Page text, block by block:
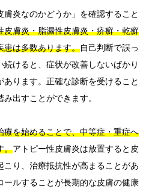
膚炎なのかどうか」を確認すること
皮膚炎・脂漏性皮膚炎・疥癬・乾癬
患は多数あります。自己判断で誤っ
けると、症状が改善しないばかり
ります。正確な診断を受けること
出すことができます。
療を始めることで、中等症・重症へ
。アトピー性皮膚炎は放置すると皮
こり、治療抵抗性が高まることがあ
ールすることが長期的な皮膚の健康